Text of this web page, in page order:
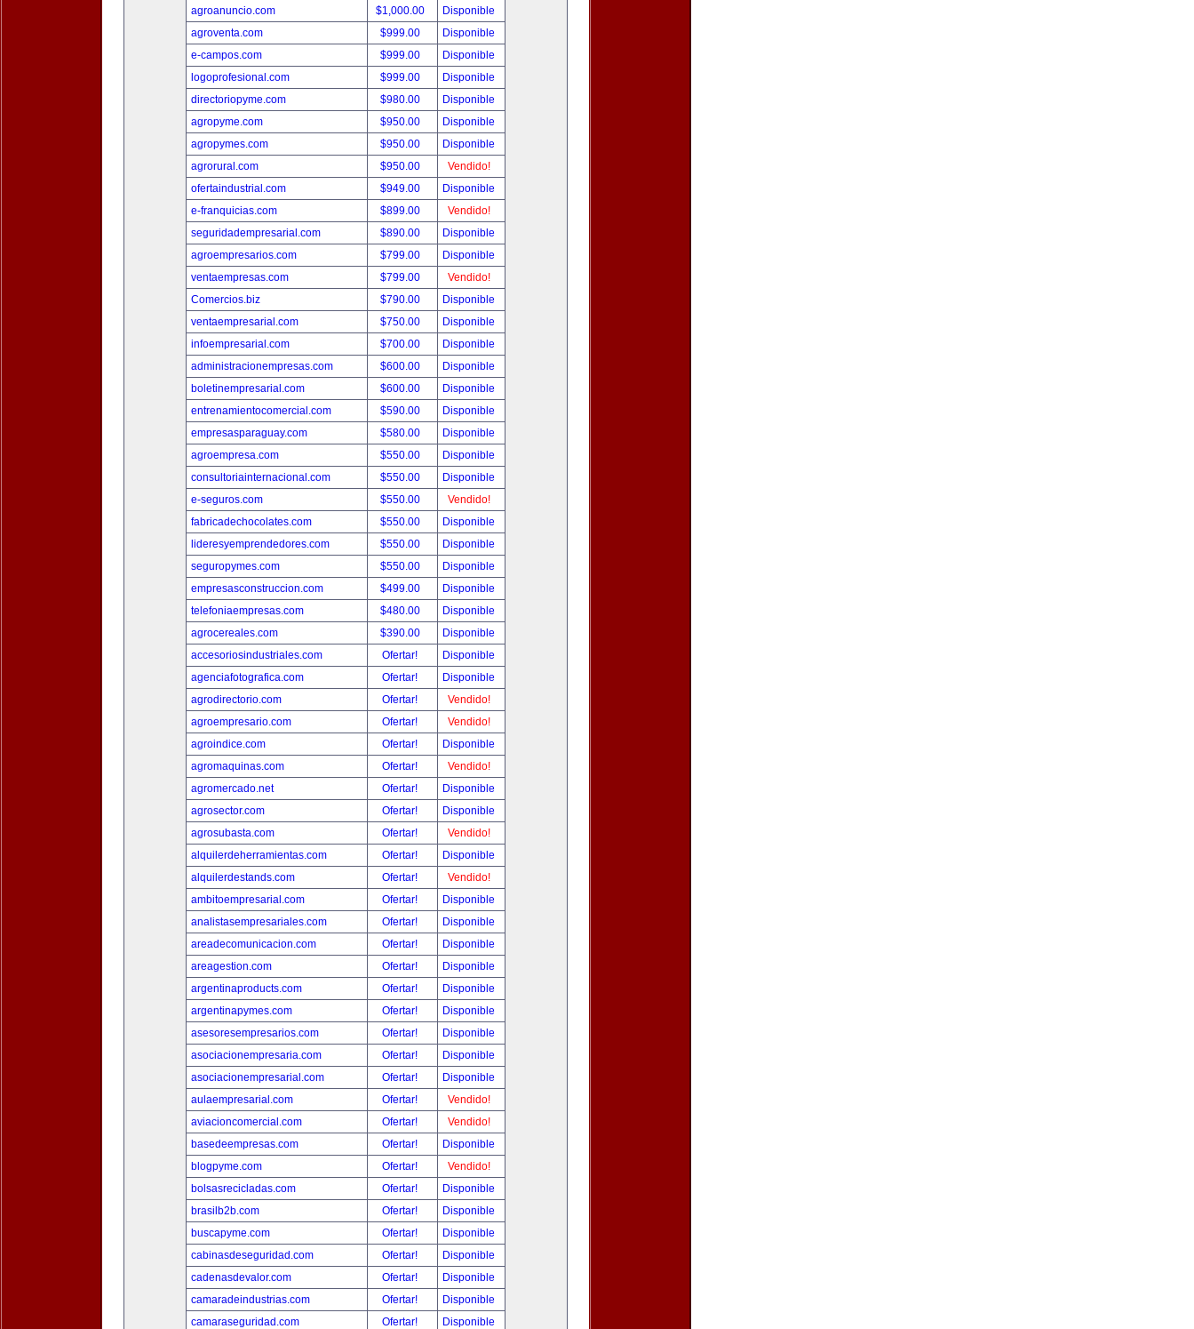
agroanuncio.com
$1,000.00
Disponible
agroventa.com
$999.00
Disponible
e-campos.com
$999.00
Disponible
logoprofesional.com
$999.00
Disponible
directoriopyme.com
$980.00
Disponible
agropyme.com
$950.00
Disponible
agropymes.com
$950.00
Disponible
agrorural.com
$950.00
Vendido!
ofertaindustrial.com
$949.00
Disponible
e-franquicias.com
$899.00
Vendido!
seguridadempresarial.com
$890.00
Disponible
agroempresarios.com
$799.00
Disponible
ventaempresas.com
$799.00
Vendido!
Comercios.biz
$790.00
Disponible
ventaempresarial.com
$750.00
Disponible
infoempresarial.com
$700.00
Disponible
administracionempresas.com
$600.00
Disponible
boletinempresarial.com
$600.00
Disponible
entrenamientocomercial.com
$590.00
Disponible
empresasparaguay.com
$580.00
Disponible
agroempresa.com
$550.00
Disponible
consultoriainternacional.com
$550.00
Disponible
e-seguros.com
$550.00
Vendido!
fabricadechocolates.com
$550.00
Disponible
lideresyemprendedores.com
$550.00
Disponible
seguropymes.com
$550.00
Disponible
empresasconstruccion.com
$499.00
Disponible
telefoniaempresas.com
$480.00
Disponible
agrocereales.com
$390.00
Disponible
accesoriosindustriales.com
Ofertar!
Disponible
agenciafotografica.com
Ofertar!
Disponible
agrodirectorio.com
Ofertar!
Vendido!
agroempresario.com
Ofertar!
Vendido!
agroindice.com
Ofertar!
Disponible
agromaquinas.com
Ofertar!
Vendido!
agromercado.net
Ofertar!
Disponible
agrosector.com
Ofertar!
Disponible
agrosubasta.com
Ofertar!
Vendido!
alquilerdeherramientas.com
Ofertar!
Disponible
alquilerdestands.com
Ofertar!
Vendido!
ambitoempresarial.com
Ofertar!
Disponible
analistasempresariales.com
Ofertar!
Disponible
areadecomunicacion.com
Ofertar!
Disponible
areagestion.com
Ofertar!
Disponible
argentinaproducts.com
Ofertar!
Disponible
argentinapymes.com
Ofertar!
Disponible
asesoresempresarios.com
Ofertar!
Disponible
asociacionempresaria.com
Ofertar!
Disponible
asociacionempresarial.com
Ofertar!
Disponible
aulaempresarial.com
Ofertar!
Vendido!
aviacioncomercial.com
Ofertar!
Vendido!
basedeempresas.com
Ofertar!
Disponible
blogpyme.com
Ofertar!
Vendido!
bolsasrecicladas.com
Ofertar!
Disponible
brasilb2b.com
Ofertar!
Disponible
buscapyme.com
Ofertar!
Disponible
cabinasdeseguridad.com
Ofertar!
Disponible
cadenasdevalor.com
Ofertar!
Disponible
camaradeindustrias.com
Ofertar!
Disponible
camaraseguridad.com
Ofertar!
Disponible